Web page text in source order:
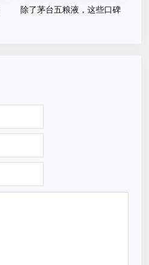
除了茅台五粮液，这些口碑